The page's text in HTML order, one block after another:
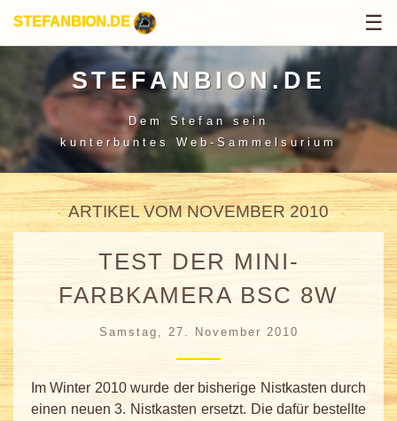
STEFANBION.DE ☰
STEFANBION.DE
Dem Stefan sein
kunterbuntes Web-Sammelsurium
ARTIKEL VOM NOVEMBER 2010
TEST DER MINI-
FARBKAMERA BSC 8W
Samstag, 27. November 2010
Im Winter 2010 wurde der bisherige Nistkasten durch
einen neuen 3. Nistkasten ersetzt. Die dafür bestellte